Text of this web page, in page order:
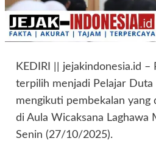
KEDIRI || jejakindonesia.id –
terpilih menjadi Pelajar Duta
mengikuti pembekalan yang
di Aula Wicaksana Laghawa
Senin (27/10/2025).